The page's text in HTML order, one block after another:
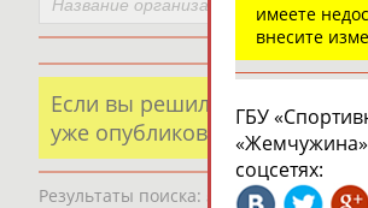
Если вы решили разместить
уже опубликованных данных
Результаты поиска: 5723 организаций
имеете
внесите
ГБУ
соцсетях: